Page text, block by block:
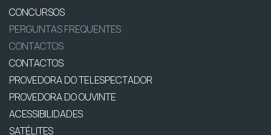
CONCURSOS
PERGUNTAS FREQUENTES
CONTACTOS
CONTACTOS
PROVEDORA DO TELESPECTADOR
PROVEDORA DO OUVINTE
ACESSIBILIDADES
SATÉLITES